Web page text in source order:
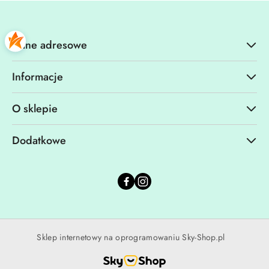
Dane adresowe
Informacje
O sklepie
Dodatkowe
Sklep internetowy na oprogramowaniu Sky-Shop.pl